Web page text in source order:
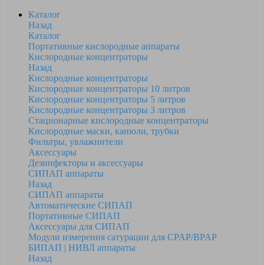
Каталог
Назад
Каталог
Портативные кислородные аппараты
Кислородные концентраторы
Назад
Кислородные концентраторы
Кислородные концентраторы 10 литров
Кислородные концентраторы 5 литров
Кислородные концентраторы 3 литров
Стационарные кислородные концентраторы
Кислородные маски, канюли, трубки
Фильтры, увлажнители
Аксессуары
Дезинфекторы и аксессуары
СИПАП аппараты
Назад
СИПАП аппараты
Автоматические СИПАП
Портативные СИПАП
Аксессуары для СИПАП
Модули измерения сатурации для CPAP/BPAP
БИПАП | НИВЛ аппараты
Назад